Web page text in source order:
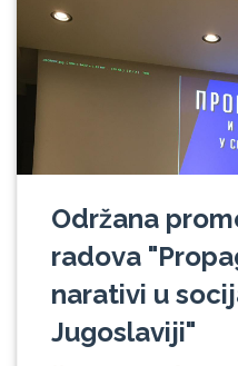
Održana
radova
narativi u
Jugoslaviji"